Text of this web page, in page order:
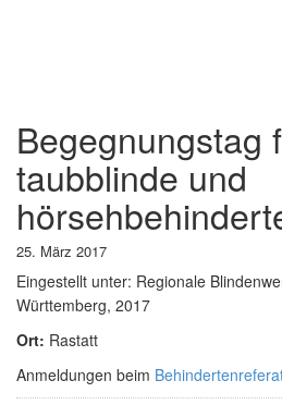
Begegnungstag
taubblinde und
25. März 2017
Eingestellt unter: Regionale
Württemberg, 2017
Ort: Rastatt
Anmeldungen beim